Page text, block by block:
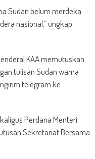
Sudan belum merdeka
nasional,” ungkap
KAA memutuskan
tulisan Sudan warna
telegram ke
Perdana Menteri
Sekretariat Bersama